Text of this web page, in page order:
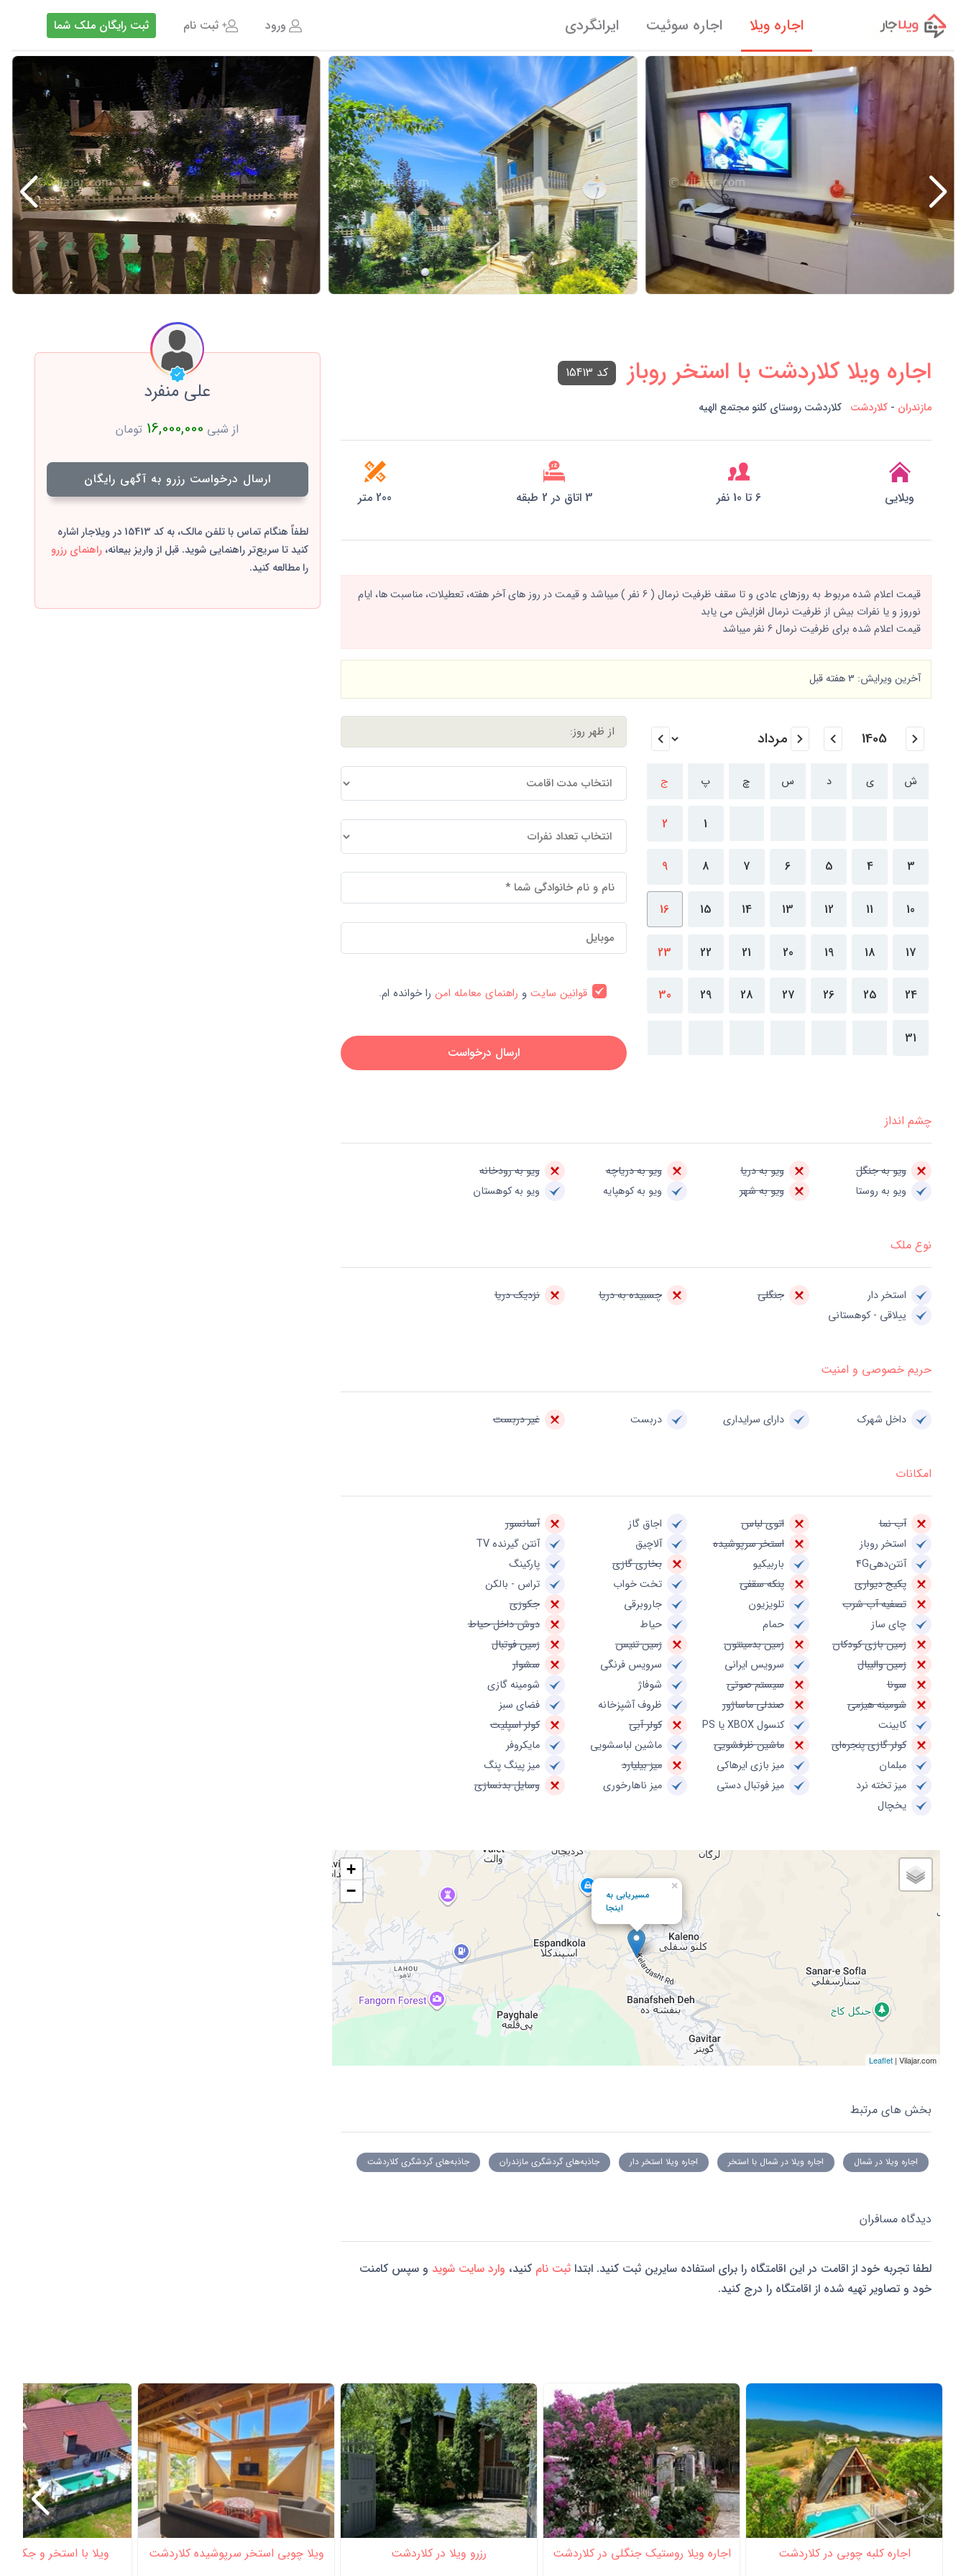
اجاره ویلا اجاره سوئیت ایرانگردی ورود ثبت نام ثبت رایگان ملک شما
اجاره ویلا کلاردشت با استخر روباز کد 15413
مازندران - کلاردشت کلاردشت روستای کلنو مجتمع الهیه
ویلایی 6 تا 10 نفر 3 اتاق در 2 طبقه 200 متر
قیمت اعلام شده مربوط به روزهای عادی و تا سقف ظرفیت نرمال ( 6 نفر ) میباشد و قیمت در روز های آخر هفته، تعطیلات، مناسبت ها، ایام
نوروز و یا نفرات بیش از ظرفیت نرمال افزایش می یابد
قیمت اعلام شده برای ظرفیت نرمال 6 نفر میباشد
آخرین ویرایش: 3 هفته قبل
ش ی د س چ پ ج
1
2
3
4
5
6
7
8
9
10
11
12
13
14
15
16
17
18
19
20
21
22
23
24
25
26
27
28
29
30
31
قوانین سایتو راهنمای معامله امنرا خوانده ام.
ارسال درخواست
چشم انداز
ویو به جنگل ویو به دریا ویو به دریاچه
ویو به رودخانه
ویو به روستا
ویو به شهر ویو به کوهپایه ویو به کوهستان
نوع ملک
استخر دار جنگلی چسبیده به دریا
نزدیک دریا
ییلاقی - کوهستانی
حریم خصوصی و امنیت
داخل شهرک دارای سرایداری دربست غیر دربست
امکانات
آب نما اتوی لباس اجاق گاز
آسانسور
استخر روباز
استخر سرپوشیده آلاچیق
آنتن گیرنده TV
آنتن‌دهی4G
باربیکیو بخاری گازی
پارکینگ
پکیج دیواری
پنکه سقفی تخت خواب
تراس - بالکن
تصفیه آب شرب
تلویزیون جاروبرقی
جکوزی
چای ساز
حمام حیاط
دوش داخل حیاط
زمین بازی کودکان
زمین بدمینتون زمین تنیس
زمین فوتبال
زمین والیبال
سرویس ایرانی سرویس فرنگی
سشوار
سونا
سیستم صوتی شوفاژ
شومینه گازی
شومینه هیزمی
صندلی ماساژور ظروف آشپزخانه
فضای سبز
کابینت
کنسول XBOX یا PS کولر آبی
کولر اسپلیت
کولر گازی پنجره‌ای
ماشین ظرفشویی ماشین لباسشویی
مایکروفر
مبلمان
میز بازی ایرهاکی میز بیلیارد
میز پینگ پنگ
میز تخته نرد
میز فوتبال دستی میز ناهارخوری
وسایل بدنسازی
یخچال
مسیریابی به
اینجا
×
+
−
Leaflet | Vilajar.com
بخش های مرتبط
اجاره ویلا در شمال اجاره ویلا در شمال با استخر اجاره ویلا استخر دار جاذبه‌های گردشگری مازندران جاذبه‌های گردشگری کلاردشت
دیدگاه مسافران
لطفا تجربه خود از اقامت در این اقامتگاه را برای استفاده سایرین ثبت کنید. ابتدا ثبت نام کنید، وارد سایت شوید و سپس کامنت
خود و تصاویر تهیه شده از اقامتگاه را درج کنید.
علی منفرد
از شبی 16,000,000 تومان
ارسال درخواست رزرو به آگهی رایگان
لطفاً هنگام تماس با تلفن مالک، به کد 15413 در ویلاجار اشاره
کنید تا سریع‌تر راهنمایی شوید. قبل از واریز بیعانه،راهنمای رزرو
را مطالعه کنید.
اجاره کلبه چوبی در کلاردشت
اجاره ویلا روستیک جنگلی در کلاردشت
رزرو ویلا در کلاردشت
ویلا چوبی استخر سرپوشیده کلاردشت
ویلا با استخر و